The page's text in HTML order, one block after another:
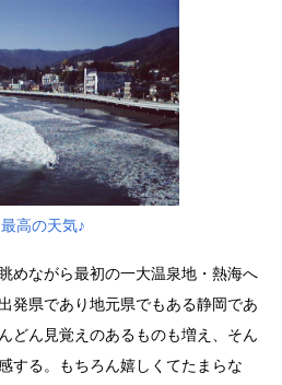
最高の天気♪
めながら最初の一大温泉地・熱海へ
発県であり地元県でもある静岡であ
どん見覚えのあるものも増え、そん
する。もちろん嬉しくてたまらな